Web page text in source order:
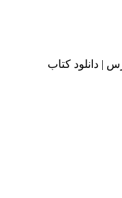
| دانلود کتاب